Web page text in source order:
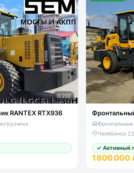
202
RANTEX RTX936
Фронтальные
Челябинск·
✓ Активный
1 800 000